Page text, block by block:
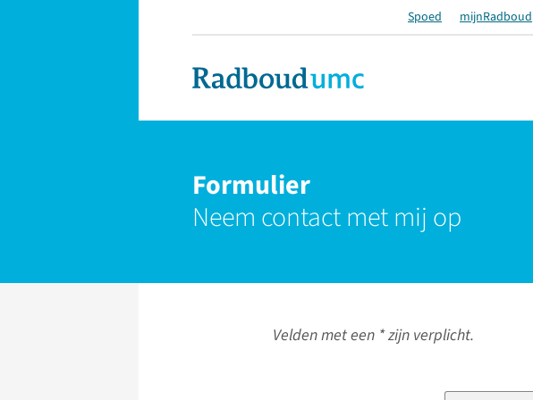
Spoed mijnRadboud
Formulier
Neem contact met mij op
Velden met een * zijn verplicht.